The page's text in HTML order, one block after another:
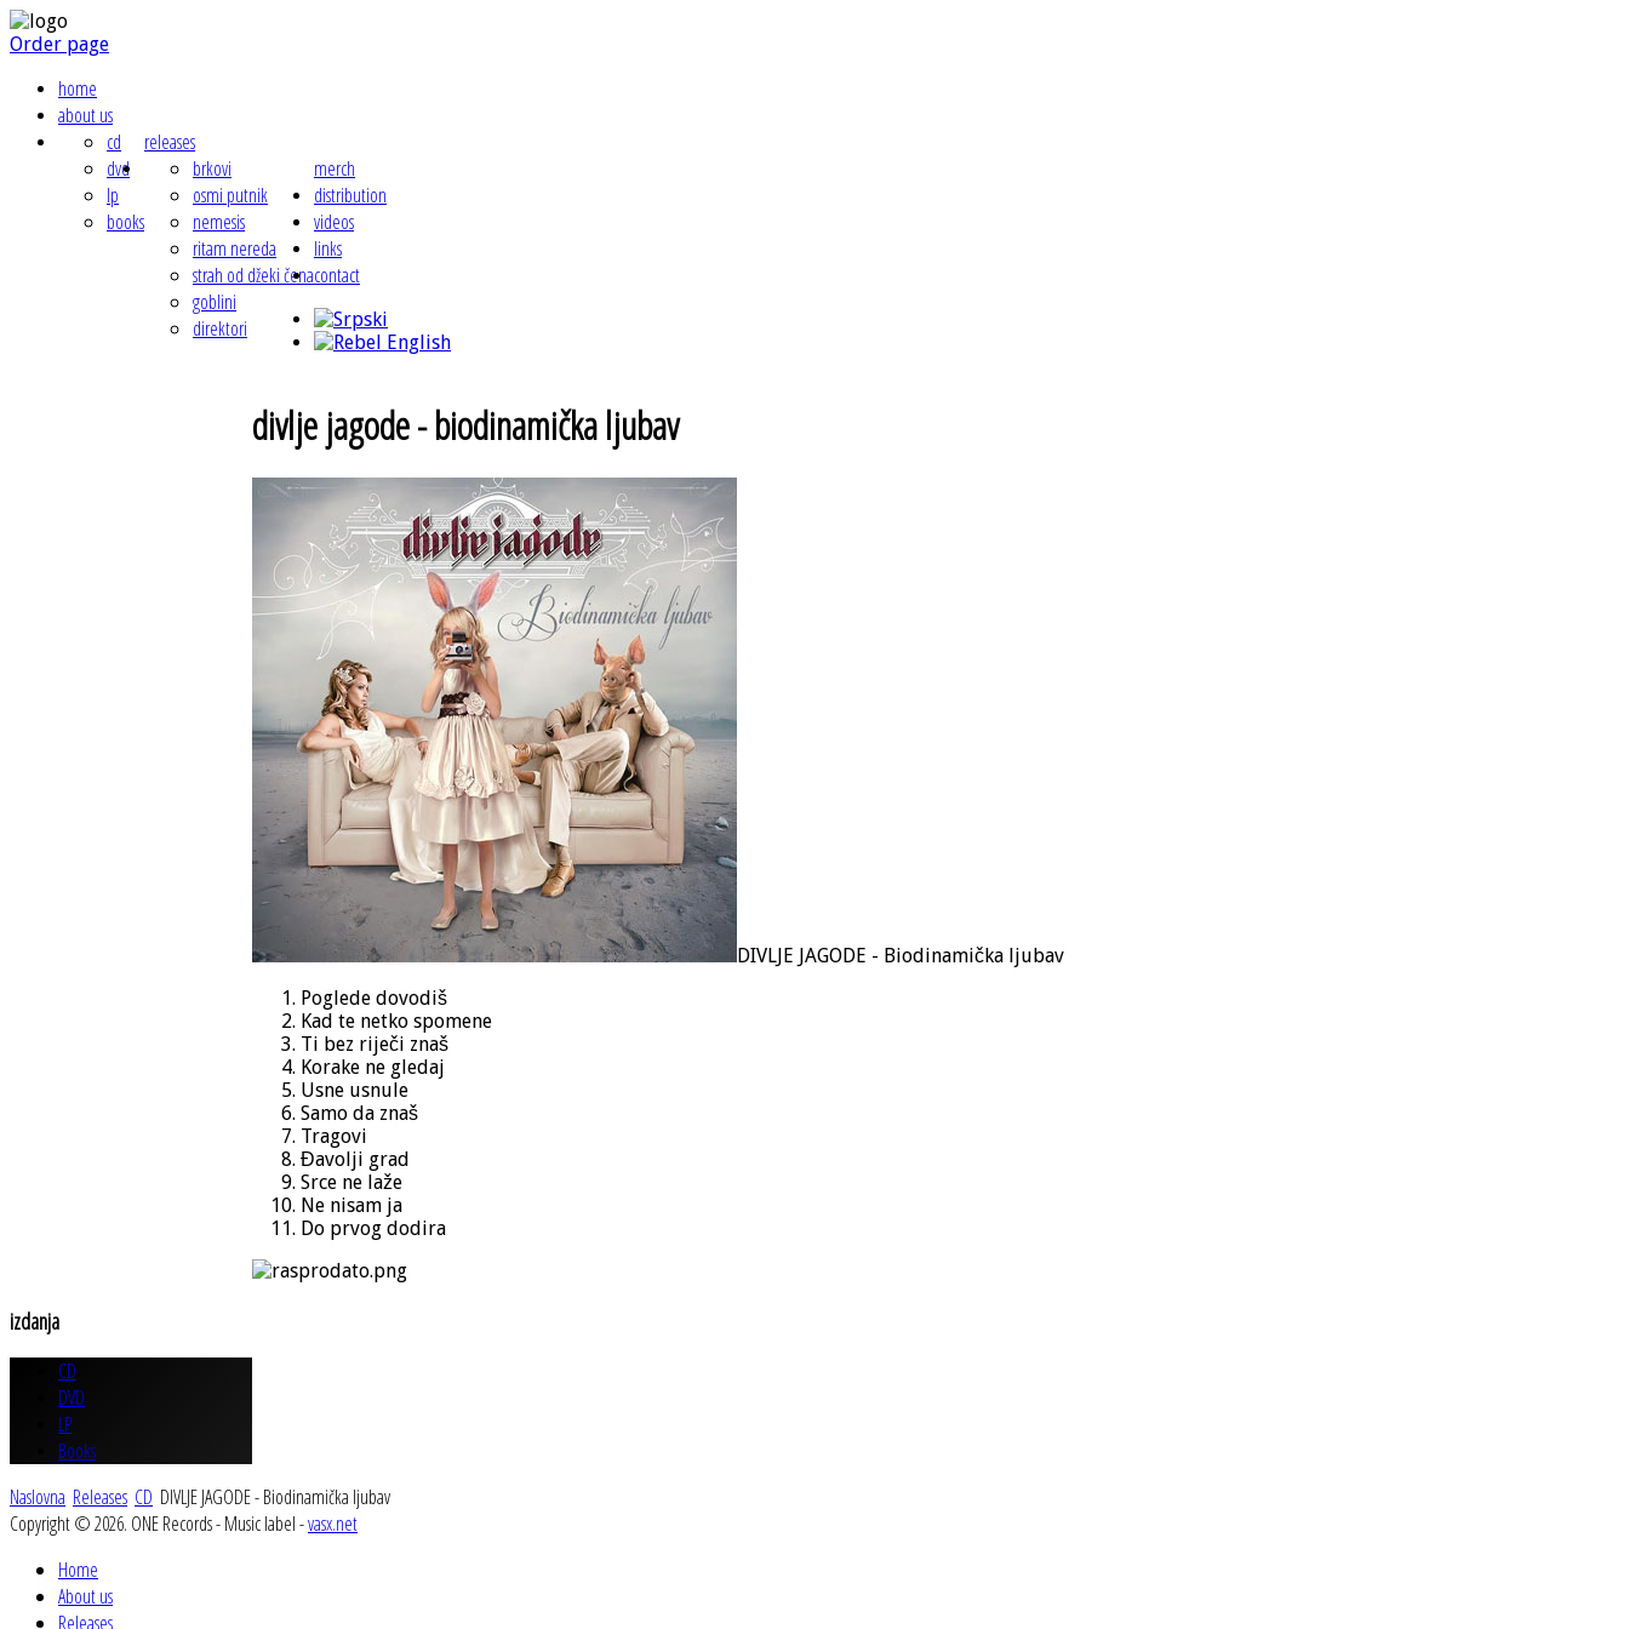
Order page
home
about us
releases
cd
dvd
lp
books
merch
brkovi
osmi putnik
nemesis
ritam nereda
strah od džeki čena
goblini
direktori
distribution
videos
links
contact
divlje jagode - biodinamička ljubav
DIVLJE JAGODE - Biodinamička ljubav
Poglede dovodiš
Kad te netko spomene
Ti bez riječi znaš
Korake ne gledaj
Usne usnule
Samo da znaš
Tragovi
Đavolji grad
Srce ne laže
Ne nisam ja
Do prvog dodira
izdanja
CD
DVD
LP
Books
Naslovna Releases CD DIVLJE JAGODE - Biodinamička ljubav
Copyright © 2026. ONE Records - Music label -vasx.net
Home
About us
Releases